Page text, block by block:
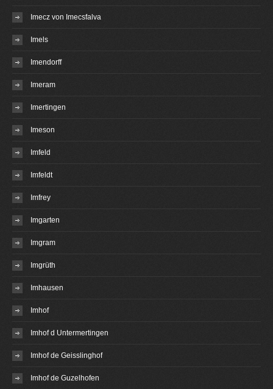
Imecz von Imecsfalva
Imels
Imendorff
Imeram
Imertingen
Imeson
Imfeld
Imfeldt
Imfrey
Imgarten
Imgram
Imgrüth
Imhausen
Imhof
Imhof d Untermertingen
Imhof de Geisslinghof
Imhof de Guzelhofen